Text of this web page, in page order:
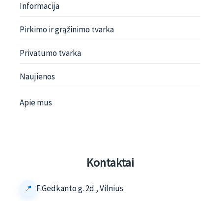
Informacija
Pirkimo ir grąžinimo tvarka
Privatumo tvarka
Naujienos
Apie mus
Kontaktai
F.Gedkanto g. 2d., Vilnius